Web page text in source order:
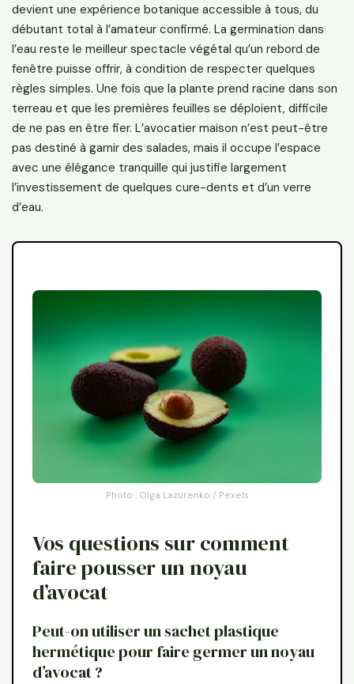
devient une expérience botanique accessible à tous, du
débutant total à l’amateur confirmé. La germination dans
l’eau reste le meilleur spectacle végétal qu’un rebord de
fenêtre puisse offrir, à condition de respecter quelques
règles simples. Une fois que la plante prend racine dans son
terreau et que les premières feuilles se déploient, difficile
de ne pas en être fier. L’avocatier maison n’est peut-être
pas destiné à garnir des salades, mais il occupe l’espace
avec une élégance tranquille qui justifie largement
l’investissement de quelques cure-dents et d’un verre
d’eau.
Photo : Olga Lazurenko / Pexels
Vos questions sur comment
faire pousser un noyau
d’avocat
Peut-on utiliser un sachet plastique
hermétique pour faire germer un noyau
d’avocat ?